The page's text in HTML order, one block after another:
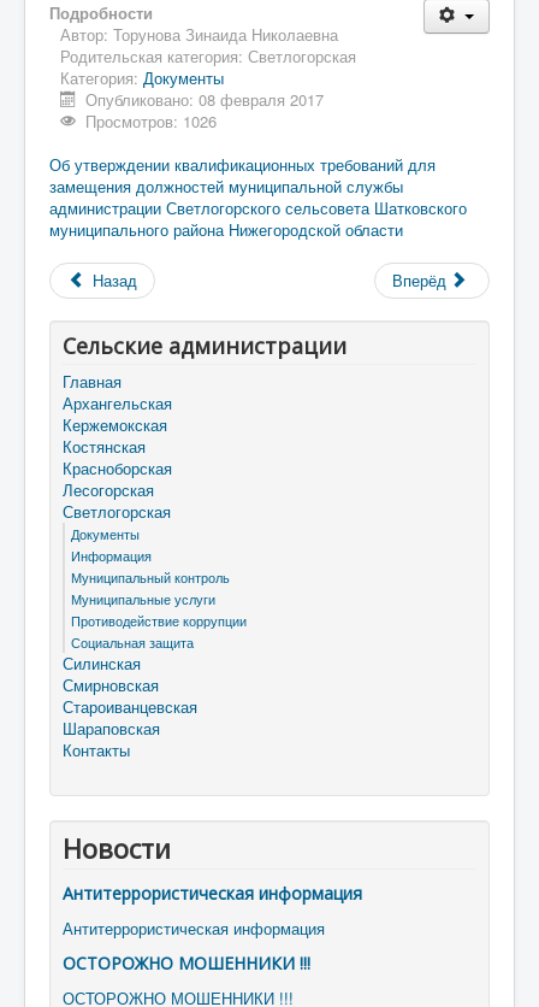
Подробности
Автор: Торунова Зинаида Николаевна
Родительская категория: Светлогорская
Категория: Документы
Опубликовано: 08 февраля 2017
Просмотров: 1026
Об утверждении квалификационных требований для
замещения должностей муниципальной службы
администрации Светлогорского сельсовета Шатковского
муниципального района Нижегородской области
Назад Вперёд
Сельские администрации
Главная
Архангельская
Кержемокская
Костянская
Красноборская
Лесогорская
Светлогорская
Документы
Информация
Муниципальный контроль
Муниципальные услуги
Противодействие коррупции
Социальная защита
Силинская
Смирновская
Староиванцевская
Шараповская
Контакты
Новости
Антитеррористическая информация
Антитеррористическая информация
ОСТОРОЖНО МОШЕННИКИ !!!
ОСТОРОЖНО МОШЕННИКИ !!!